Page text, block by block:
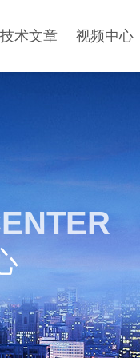
技术文章 视频中心